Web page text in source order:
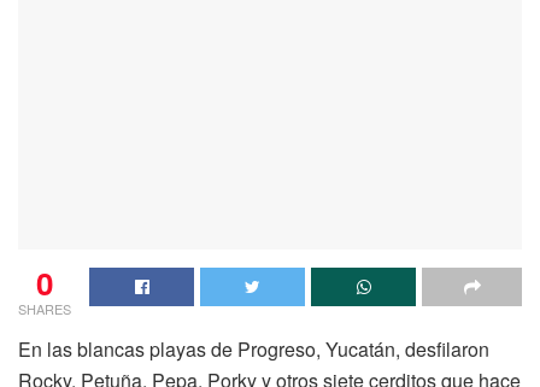
0
SHARES
En las blancas playas de Progreso, Yucatán, desfilaron
Rocky, Petuña, Pepa, Porky y otros siete cerditos que hace